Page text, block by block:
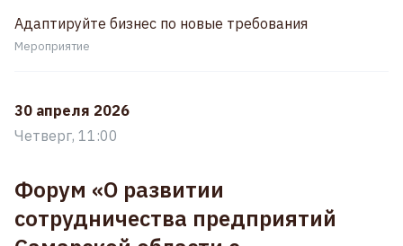
Адаптируйте бизнес по новые требования
Мероприятие
30 апреля 2026
Четверг, 11:00
Форум «О развитии
сотрудничества предприятий